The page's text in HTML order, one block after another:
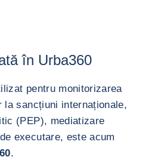
în Urba360
pentru monitorizarea
la sancțiuni internaționale,
(PEP), mediatizare
executare, este acum
.